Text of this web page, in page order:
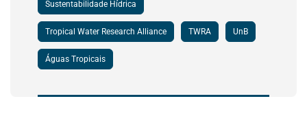
Sustentabilidade Hídrica
Tropical Water Research Alliance TWRA UnB
Águas Tropicais